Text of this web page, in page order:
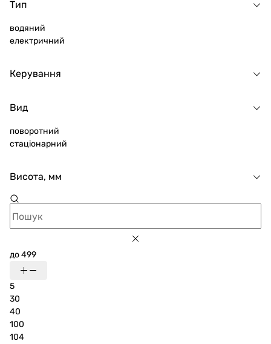
Тип
водяний
електричний
Керування
Вид
поворотний
стаціонарний
Висота, мм
до 499
5
30
40
100
104